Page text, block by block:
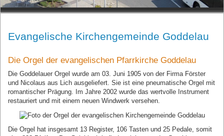
Evangelische Kirchengemeinde Goddelau
Die Orgel der evangelischen Pfarrkirche Goddelau
Die Goddelauer Orgel wurde am 03. Juni 1905 von der Firma Förster
und Nicolaus aus Lich ausgeliefert. Sie ist eine pneumatische Orgel mit
romantischer Prägung. Im Jahre 2002 wurde das wertvolle Instrument
restauriert und mit einem neuen Windwerk versehen.
Die Orgel hat insgesamt 13 Register, 106 Tasten und 25 Pedale, somit